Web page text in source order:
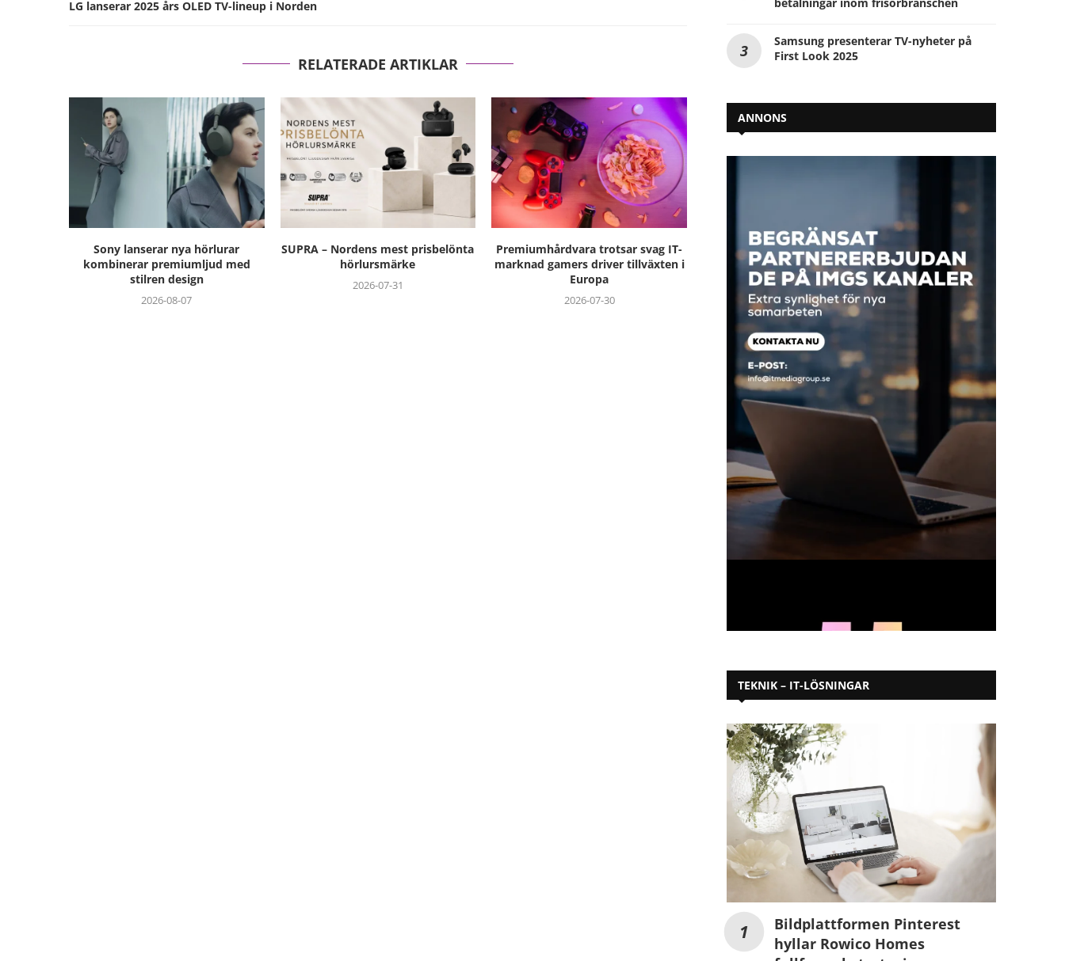
LG lanserar 2025 års OLED TV-lineup i Norden
RELATERADE ARTIKLAR
Sony lanserar nya hörlurar
kombinerar premiumljud med
stilren design
2026-08-07
SUPRA – Nordens mest prisbelönta
hörlursmärke
2026-07-31
Premiumhårdvara trotsar svag IT-
marknad gamers driver tillväxten i
Europa
2026-07-30
Samsung presenterar TV-nyheter på
First Look 2025
ANNONS
TEKNIK – IT-LÖSNINGAR
Bildplattformen Pinterest
hyllar Rowico Homes